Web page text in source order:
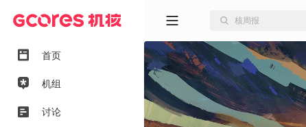
首页
机组
讨论